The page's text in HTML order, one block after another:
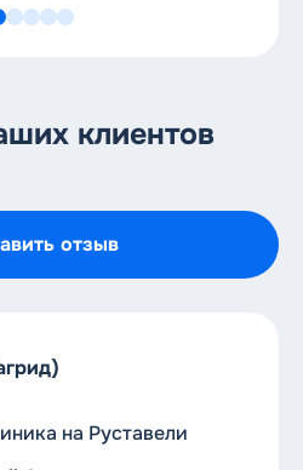
клиентов
отзыв
на Руставели